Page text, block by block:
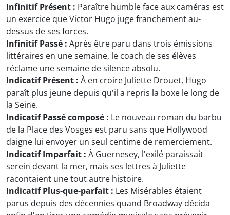
Infinitif Présent : Paraître humble face aux caméras est
un exercice que Victor Hugo juge franchement au-
dessus de ses forces.
Infinitif Passé : Après être paru dans trois émissions
littéraires en une semaine, le coach de ses élèves
réclame une semaine de silence absolu.
Indicatif Présent : À en croire Juliette Drouet, Hugo
paraît plus jeune depuis qu'il a repris la boxe le long de
la Seine.
Indicatif Passé composé : Le nouveau roman du barbu
de la Place des Vosges est paru sans que Hollywood
daigne lui envoyer un seul centime de remerciement.
Indicatif Imparfait : À Guernesey, l'exilé paraissait
serein devant la mer, mais ses lettres à Juliette
racontaient une tout autre histoire.
Indicatif Plus-que-parfait : Les Misérables étaient
parus depuis des décennies quand Broadway décida